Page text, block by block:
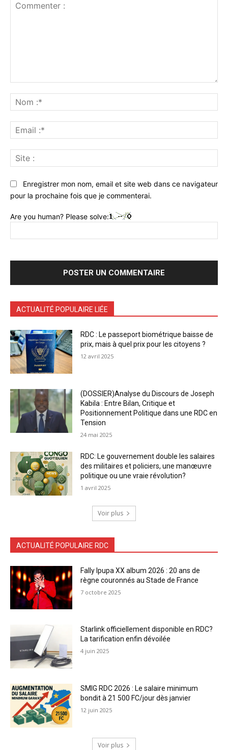
:*
:*
:
Enregistrer mon nom, email et site web dans ce navigateur
pour la prochaine fois que je commenterai.
Are you human? Please solve:
ACTUALITÉ POPULAIRE LIÉE
RDC : Le passeport biométrique baisse de
prix, mais à quel prix pour les citoyens ?
12 avril 2025
(DOSSIER)Analyse du Discours de Joseph
Kabila : Entre Bilan, Critique et
Positionnement Politique dans une RDC en
Tension
24 mai 2025
RDC: Le gouvernement double les salaires
des militaires et policiers, une manœuvre
politique ou une vraie révolution?
1 avril 2025
Voir plus
ACTUALITÉ POPULAIRE RDC
Fally Ipupa XX album 2026 : 20 ans de
règne couronnés au Stade de France
7 octobre 2025
Starlink officiellement disponible en RDC?
La tarification enfin dévoilée
4 juin 2025
SMIG RDC 2026 : Le salaire minimum
bondit à 21 500 FC/jour dès janvier
12 juin 2025
Voir plus